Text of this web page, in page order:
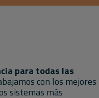
para todas las
con los mejores
sistemas más